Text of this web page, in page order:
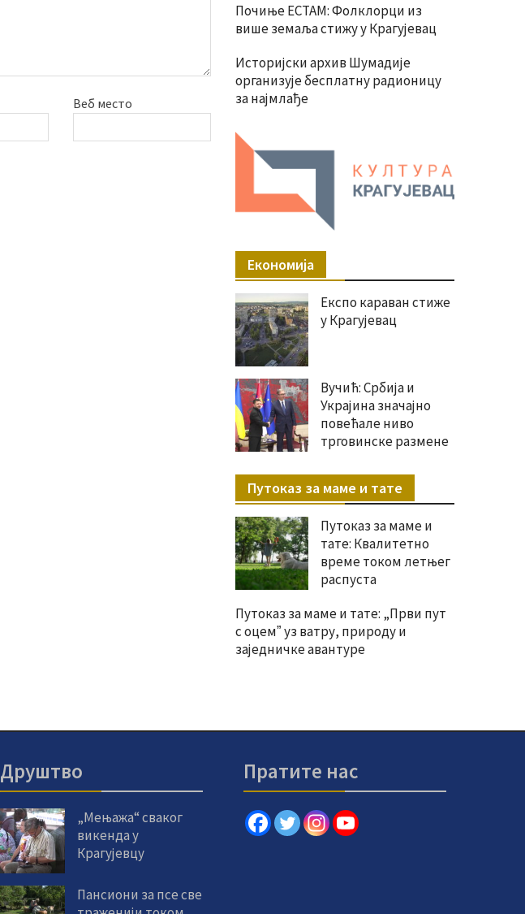
Веб место
Почиње ЕСТАМ: Фолклорци из
више земаља стижу у Крагујевац
Историјски архив Шумадије
организује бесплатну радионицу
за најмлађе
Економија
Експо караван стиже
у Крагујевац
Вучић: Србија и
Украјина значајно
повећале ниво
трговинске размене
Путоказ за маме и тате
Путоказ за маме и
тате: Квалитетно
време током летњег
распуста
Путоказ за маме и тате: „Први пут
с оцемˮ уз ватру, природу и
заједничке авантуре
Друштво
„Мењажа“ сваког
викенда у
Крагујевцу
Пансиони за псе све
Пратите нас